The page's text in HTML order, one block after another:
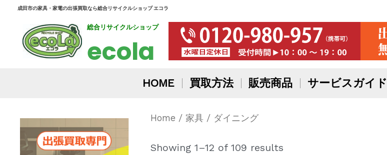
成田市の家具・家電の出張買取なら総合リサイクルショップ エコラ
総合リサイクルショップ
ecola
HOME 買取方法 販売商品 サービスガイド
Home / 家具 / ダイニング
Showing 1–12 of 109 results